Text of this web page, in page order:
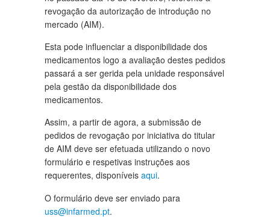
revogação da autorização de introdução no
mercado (AIM).
Esta pode influenciar a disponibilidade dos
medicamentos logo a avaliação destes pedidos
passará a ser gerida pela unidade responsável
pela gestão da disponibilidade dos
medicamentos.
Assim, a partir de agora, a submissão de
pedidos de revogação por iniciativa do titular
de AIM deve ser efetuada utilizando o novo
formulário e respetivas instruções aos
requerentes, disponíveis aqui.
O formulário deve ser enviado para
uss@infarmed.pt.